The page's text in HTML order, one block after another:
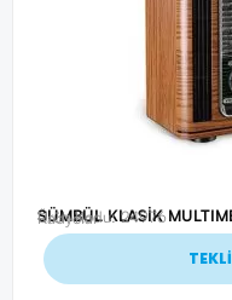
Ürün Kodu: 24976
Radyolar